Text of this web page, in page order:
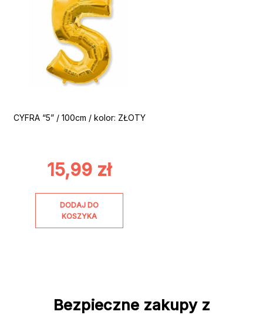
CYFRA “5” / 100cm / kolor: ZŁOTY
15,99 zł
DODAJ DO
KOSZYKA
Bezpieczne zakupy z